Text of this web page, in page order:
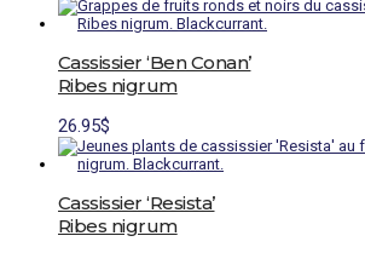
Cassissier ‘Ben Conan’
Ribes nigrum
26.95$
Cassissier ‘Resista’
Ribes nigrum